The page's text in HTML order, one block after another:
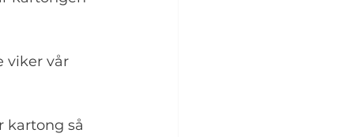
viker vår
kartong så